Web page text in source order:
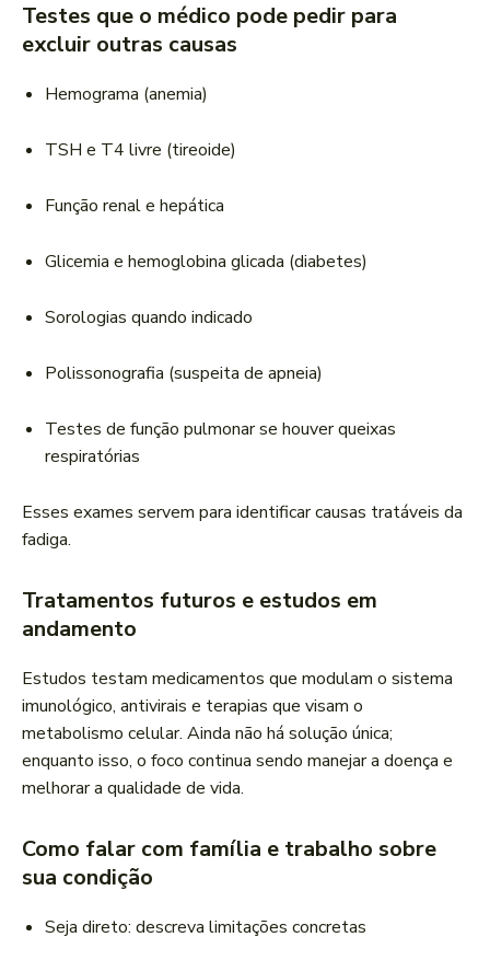
Testes que o médico pode pedir para
excluir outras causas
Hemograma (anemia)
TSH e T4 livre (tireoide)
Função renal e hepática
Glicemia e hemoglobina glicada (diabetes)
Sorologias quando indicado
Polissonografia (suspeita de apneia)
Testes de função pulmonar se houver queixas
respiratórias
Esses exames servem para identificar causas tratáveis da
fadiga.
Tratamentos futuros e estudos em
andamento
Estudos testam medicamentos que modulam o sistema
imunológico, antivirais e terapias que visam o
metabolismo celular. Ainda não há solução única;
enquanto isso, o foco continua sendo manejar a doença e
melhorar a qualidade de vida.
Como falar com família e trabalho sobre
sua condição
Seja direto: descreva limitações concretas